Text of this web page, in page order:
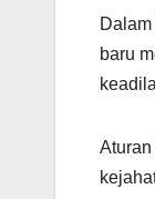
baru